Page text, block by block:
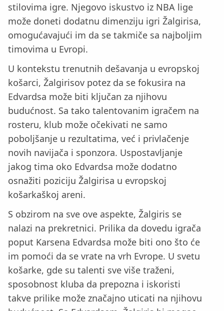
stilovima igre. Njegovo iskustvo iz NBA lige
može doneti dodatnu dimenziju igri Žalgirisa,
omogućavajući im da se takmiče sa najboljim
timovima u Evropi.
U kontekstu trenutnih dešavanja u evropskoj
košarci, Žalgirisov potez da se fokusira na
Edvardsa može biti ključan za njihovu
budućnost. Sa tako talentovanim igračem na
rosteru, klub može očekivati ne samo
poboljšanje u rezultatima, već i privlačenje
novih navijača i sponzora. Uspostavljanje
jakog tima oko Edvardsa može dodatno
osnažiti poziciju Žalgirisa u evropskoj
košarkaškoj areni.
S obzirom na sve ove aspekte, Žalgiris se
nalazi na prekretnici. Prilika da dovedu igrača
poput Karsena Edvardsa može biti ono što će
im pomoći da se vrate na vrh Evrope. U svetu
košarke, gde su talenti sve više traženi,
sposobnost kluba da prepozna i iskoristi
takve prilike može značajno uticati na njihovu